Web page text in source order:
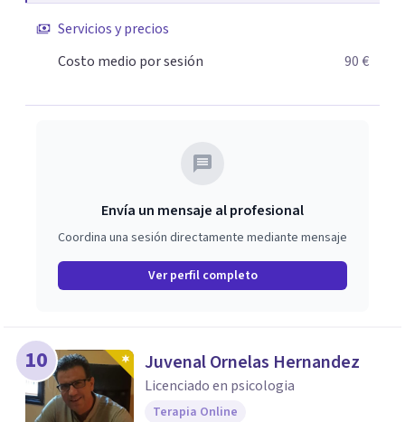
Máster en Terapia Cognitivo-Conductual y otro en
Psicodrama, profundizando en la mente humana y las
ofrecerte un espacio de confianza donde podamos
relaciones. Estoy aquí para acompañarte en ese proceso.
Servicios y precios
Costo medio por sesión
90 €
Envía un mensaje al profesional
Coordina una sesión directamente mediante mensaje
Ver perfil completo
10 Juvenal Ornelas Hernandez
Licenciado en psicologia
Terapia Online